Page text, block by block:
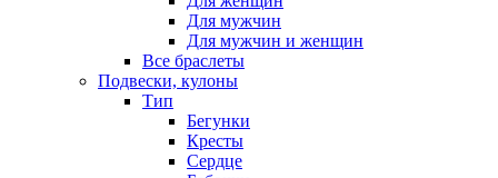
Для мужчин
Для мужчин и женщин
Все браслеты
Подвески, кулоны
Тип
Бегунки
Кресты
Сердце